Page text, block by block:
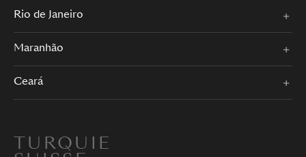
Rio de Janeiro
Maranhão
Ceará
TURQUIE